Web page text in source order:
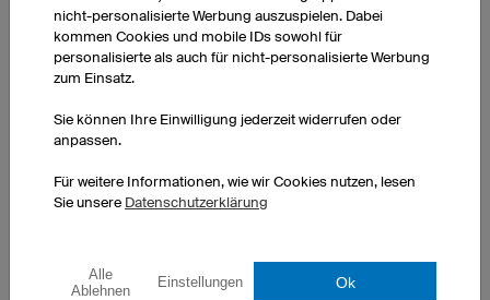
nicht-personalisierte Werbung auszuspielen. Dabei
kommen Cookies und mobile IDs sowohl für
personalisierte als auch für nicht-personalisierte Werbung
zum Einsatz.
Sie können Ihre Einwilligung jederzeit widerrufen oder
anpassen.
Für weitere Informationen, wie wir Cookies nutzen, lesen
Sie unsere Datenschutzerklärung
Alle
Ablehnen
Einstellungen Ok